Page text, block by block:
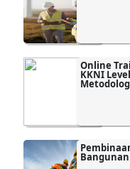
Online
KKNI
Bangunan